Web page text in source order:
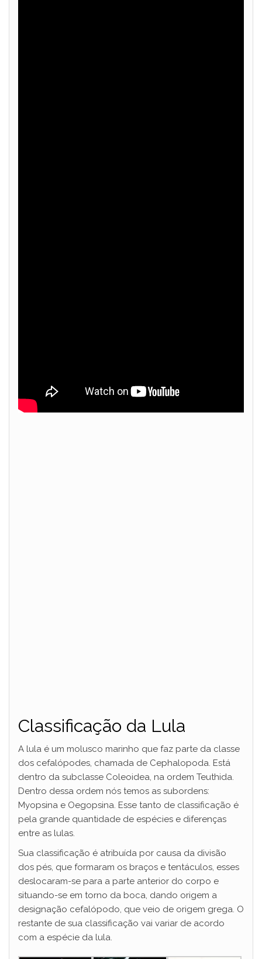
Classificação da Lula
A lula é um molusco marinho que faz parte da classe
dos cefalópodes, chamada de Cephalopoda. Está
dentro da subclasse Coleoidea, na ordem Teuthida.
Dentro dessa ordem nós temos as subordens:
Myopsina e Oegopsina. Esse tanto de classificação é
pela grande quantidade de espécies e diferenças
entre as lulas.
Sua classificação é atribuída por causa da divisão
dos pés, que formaram os braços e tentáculos, esses
deslocaram-se para a parte anterior do corpo e
situando-se em torno da boca, dando origem a
designação cefalópodo, que veio de origem grega. O
restante de sua classificação vai variar de acordo
com a espécie da lula.